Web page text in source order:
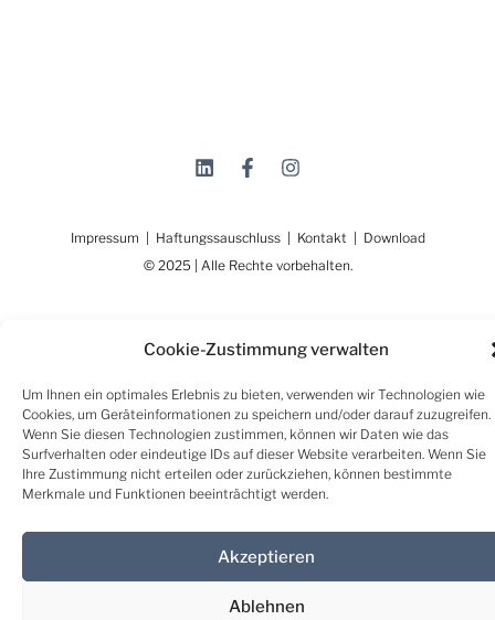
Cookie-Zustimmung verwalten
Um Ihnen ein optimales Erlebnis zu bieten, verwenden wir Technologien wie
Cookies, um Geräteinformationen zu speichern und/oder darauf zuzugreifen.
Wenn Sie diesen Technologien zustimmen, können wir Daten wie das
Surfverhalten oder eindeutige IDs auf dieser Website verarbeiten. Wenn Sie
Ihre Zustimmung nicht erteilen oder zurückziehen, können bestimmte
Merkmale und Funktionen beeinträchtigt werden.
Akzeptieren
Ablehnen
Rückblick auf den ersten Workshop
Unter dem Motto „Willkommen im Jahr 2055“ fand am
11. und 12. Juni 2025 in St. Veit/Glan ein
zweitägiger Visions-Workshop im Rahmen des von der
FFG geförderten Sondierungprojekts ESG-
STADTLABOR statt.
Lesen Sie mehr >